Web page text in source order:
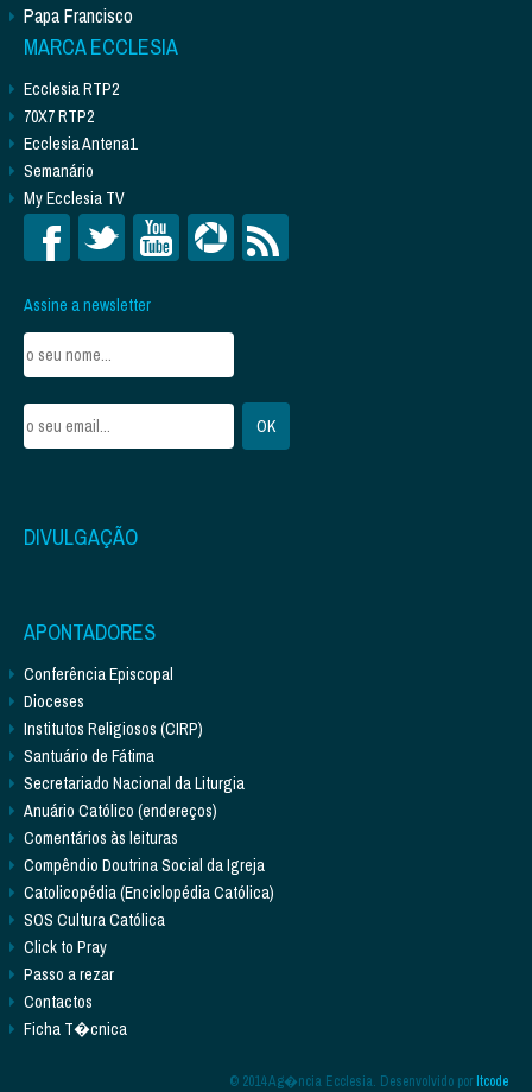
Papa Francisco
MARCA ECCLESIA
Ecclesia RTP2
70X7 RTP2
Ecclesia Antena1
Semanário
My Ecclesia TV
Assine a newsletter
DIVULGAÇÃO
APONTADORES
Conferência Episcopal
Dioceses
Institutos Religiosos (CIRP)
Santuário de Fátima
Secretariado Nacional da Liturgia
Anuário Católico (endereços)
Comentários às leituras
Compêndio Doutrina Social da Igreja
Catolicopédia (Enciclopédia Católica)
SOS Cultura Católica
Click to Pray
Passo a rezar
Contactos
Ficha T�cnica
© 2014 Ag�ncia Ecclesia. Desenvolvido porItcode